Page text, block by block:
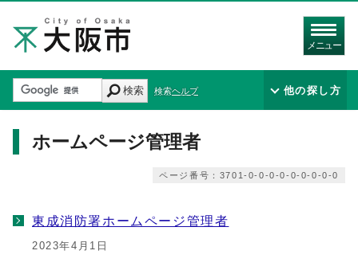
メニュー
検索 検索ヘルプ 他の探し方
ホームページ管理者
ページ番号：3701-0-0-0-0-0-0-0-0-0
東成消防署ホームページ管理者
2023年4月1日